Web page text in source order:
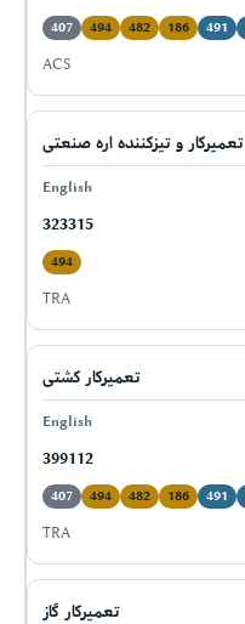
491
186
482
494
407
ACS
تعمیرکار و تیزکننده اره صنعتی
323315
494
TRA
تعمیرکار کشتی
399112
491
186
482
494
407
TRA
تعمیرکار گاز